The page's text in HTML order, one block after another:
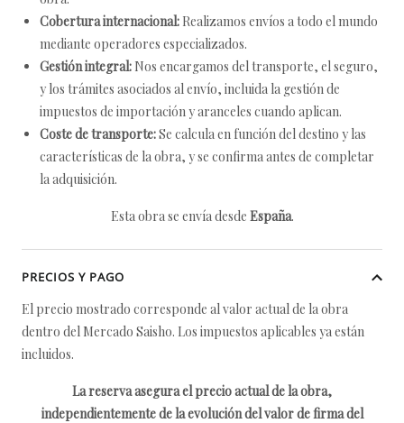
Cobertura internacional: Realizamos envíos a todo el mundo
mediante operadores especializados.
Gestión integral: Nos encargamos del transporte, el seguro,
y los trámites asociados al envío, incluida la gestión de
impuestos de importación y aranceles cuando aplican.
Coste de transporte:Se calcula en función del destino y las
características de la obra, y se confirma antes de completar
la adquisición.
Esta obra se envía desde España.
PRECIOS Y PAGO
El precio mostrado corresponde al valor actual de la obra
dentro del Mercado Saisho. Los impuestos aplicables ya están
incluidos.
La reserva asegura el precio actual de la obra,
independientemente de la evolución del valor de firma del